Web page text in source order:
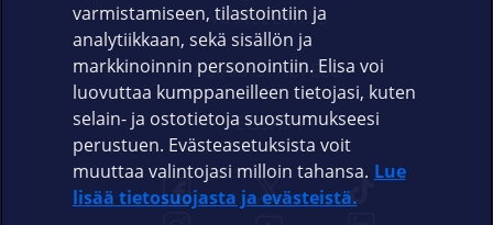
VIANSELVITYS
ASIAKASPALVELU
ELISA.FI
varmistamiseen, tilastointiin ja
analytiikkaan, sekä sisällön ja
markkinoinnin personointiin. Elisa voi
luovuttaa kumppaneilleen tietojasi, kuten
selain- ja ostotietoja suostumukseesi
perustuen. Evästeasetuksista voit
muuttaa valintojasi milloin tahansa. Lue
lisää tietosuojasta ja evästeistä.